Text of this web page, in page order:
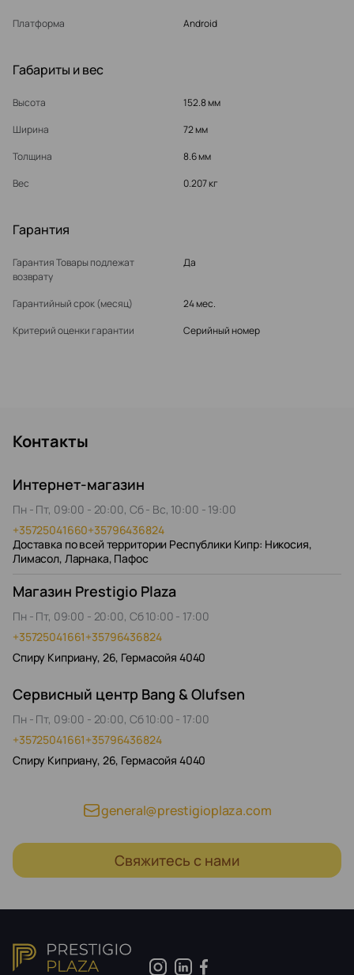
Платформа Android
Габариты и вес
Высота
152.8 мм
Ширина
72 мм
Толщина
8.6 мм
Вес
0.207 кг
Гарантия
Гарантия Товары подлежат
возврату
Да
Гарантийный срок (месяц)
24 мес.
Критерий оценки гарантии
Серийный номер
Контакты
Интернет-магазин
Пн - Пт, 09:00 - 20:00, Сб - Вс, 10:00 - 19:00
+35725041660+35796436824
Доставка по всей территории Республики Кипр: Никосия,
Лимасол, Ларнака, Пафос
Магазин Prestigio Plaza
Пн - Пт, 09:00 - 20:00, Сб 10:00 - 17:00
+35725041661+35796436824
Спиру Киприану, 26, Гермасойя 4040
Сервисный центр Bang & Olufsen
Пн - Пт, 09:00 - 20:00, Сб 10:00 - 17:00
+35725041661+35796436824
Спиру Киприану, 26, Гермасойя 4040
general@prestigioplaza.com
Свяжитесь с нами